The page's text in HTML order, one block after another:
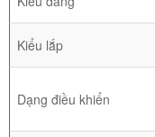
Kiểu lắp
Dạng điều khiển